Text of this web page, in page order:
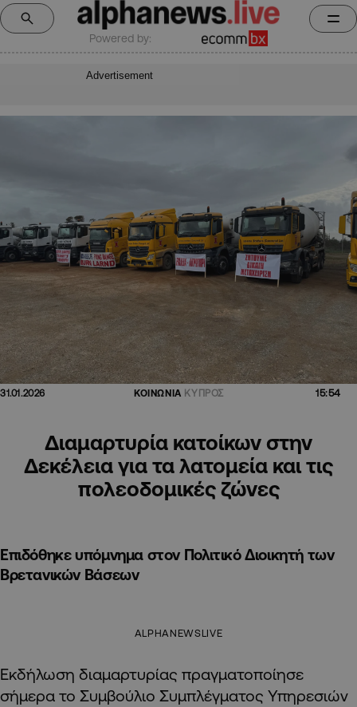
Powered by:
Advertisement
31.01.2026 ΚΟΙΝΩΝΙΑ ΚΥΠΡΟΣ 15:54
Διαμαρτυρία κατοίκων στην
Δεκέλεια για τα λατομεία και τις
πολεοδομικές ζώνες
Επιδόθηκε υπόμνημα στον Πολιτικό Διοικητή των
Βρετανικών Βάσεων
ALPHANEWSLIVE
Εκδήλωση διαμαρτυρίας πραγματοποίησε
σήμερα το Συμβούλιο Συμπλέγματος Υπηρεσιών